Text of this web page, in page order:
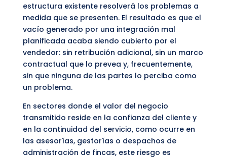
estructura existente resolverá los problemas a
medida que se presenten. El resultado es que el
vacío generado por una integración mal
planificada acaba siendo cubierto por el
vendedor: sin retribución adicional, sin un marco
contractual que lo prevea y, frecuentemente,
sin que ninguna de las partes lo perciba como
un problema.
En sectores donde el valor del negocio
transmitido reside en la confianza del cliente y
en la continuidad del servicio, como ocurre en
las asesorías, gestorías o despachos de
administración de fincas, este riesgo es